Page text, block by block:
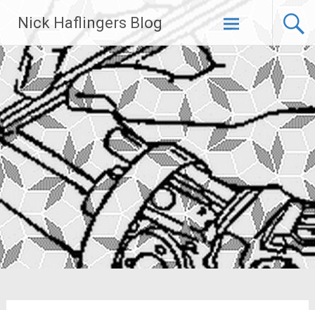
Inhalt
springen
Nick Haflingers Blog